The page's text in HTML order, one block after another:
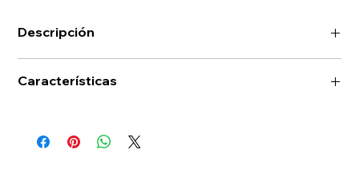
Descripción
Características